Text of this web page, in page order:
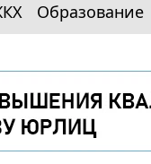
Образование